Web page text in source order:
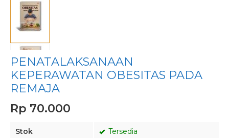
PENATALAKSANAAN
KEPERAWATAN OBESITAS PADA
REMAJA
Rp 70.000
Stok Tersedia